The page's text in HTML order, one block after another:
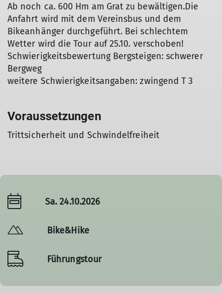
Ab noch ca. 600 Hm am Grat zu bewältigen.Die
Anfahrt wird mit dem Vereinsbus und dem
Bikeanhänger durchgeführt. Bei schlechtem
Wetter wird die Tour auf 25.10. verschoben!
Schwierigkeitsbewertung Bergsteigen: schwerer
Bergweg
weitere Schwierigkeitsangaben: zwingend T 3
Voraussetzungen
Trittsicherheit und Schwindelfreiheit
Sa. 24.10.2026
Bike&Hike
Führungstour